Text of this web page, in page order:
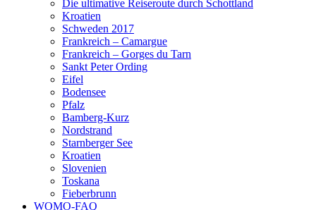
Die ultimative Reiseroute durch Schottland
Kroatien
Schweden 2017
Frankreich – Camargue
Frankreich – Gorges du Tarn
Sankt Peter Ording
Eifel
Bodensee
Pfalz
Bamberg-Kurz
Nordstrand
Starnberger See
Kroatien
Slovenien
Toskana
Fieberbrunn
WOMO-FAQ